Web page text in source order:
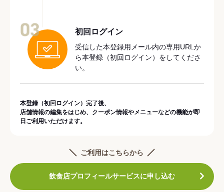
初回ログイン
受信した本登録用メール内の専用URLか
ら本登録（初回ログイン）をしてくださ
い。
本登録（初回ログイン）完了後、
店舗情報の編集をはじめ、クーポン情報やメニューなどの機能が即
日ご利用いただけます。
ご利用はこちらから
飲食店プロフィールサービスに申し込む